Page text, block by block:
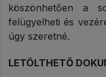
köszönhetően a
felügyelheti és
úgy szeretné.
LETÖLTHETŐ